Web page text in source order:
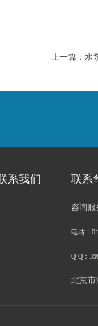
上一篇：水
系我们 联系
咨询服
电话：
Q Q：
北京市